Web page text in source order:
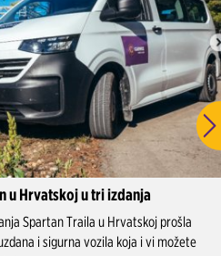
Highlander –
U 2025. godini smo kao sponzori podržali
Medvednici. I naši su se kolege okušali u